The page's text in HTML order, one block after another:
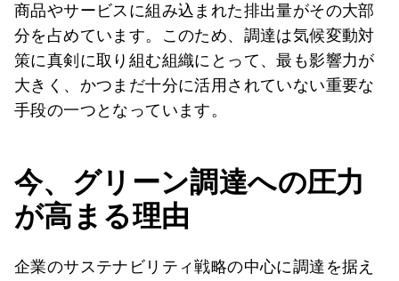
商品やサービスに組み込まれた排出量がその大部
分を占めています。このため、調達は気候変動対
策に真剣に取り組む組織にとって、最も影響力が
大きく、かつまだ十分に活用されていない重要な
手段の一つとなっています。
今、グリーン調達への圧力
が高まる理由
企業のサステナビリティ戦略の中心に調達を据え